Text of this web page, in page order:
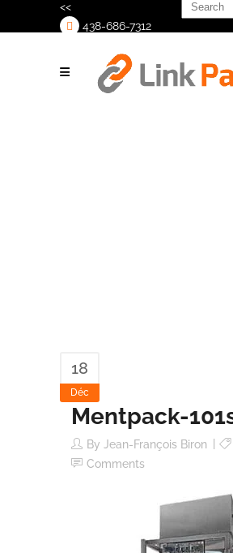
<<
438-686-7312
for:
18
Déc
Mentpack-
By Jean-François Biron
Comments